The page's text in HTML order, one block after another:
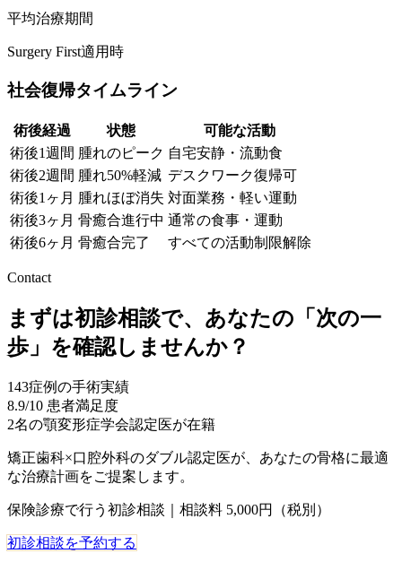
平均治療期間
Surgery First適用時
社会復帰タイムライン
術後経過 状態
可能な活動
術後1週間 腫れのピーク 自宅安静・流動食
術後2週間 腫れ50%軽減 デスクワーク復帰可
術後1ヶ月 腫れほぼ消失 対面業務・軽い運動
術後3ヶ月 骨癒合進行中 通常の食事・運動
術後6ヶ月 骨癒合完了 すべての活動制限解除
Contact
まずは初診相談で、あなたの「次の一
歩」を確認しませんか？
143症例の手術実績
8.9/10 患者満足度
2名の顎変形症学会認定医が在籍
矯正歯科×口腔外科のダブル認定医が、あなたの骨格に最適
な治療計画をご提案します。
保険診療で行う初診相談｜相談料 5,000円（税別）
初診相談を予約する